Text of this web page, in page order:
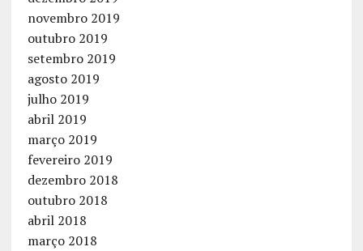
novembro 2019
outubro 2019
setembro 2019
agosto 2019
julho 2019
abril 2019
março 2019
fevereiro 2019
dezembro 2018
outubro 2018
abril 2018
março 2018